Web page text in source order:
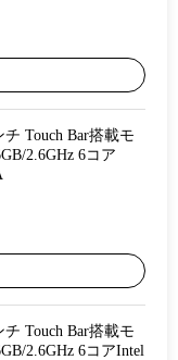
チ Touch Bar搭載モ
2.6GHz 6コア
チ Touch Bar搭載モ
2.6GHz 6コアIntel